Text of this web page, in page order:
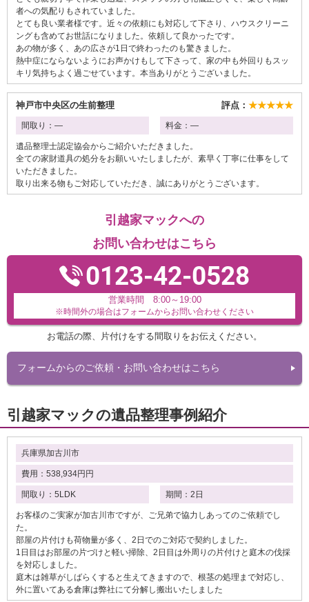
者への気配りもされていました。
とても良い業者様です。近々の依頼にも対応して下さり、ハウスクリーニ
ングも含めてお世話になりました。依頼して良かったです。
あの物が多く、あの広さが1日で終わったのも驚きました。
熱中症にならないようにお声かけもして下さって、家の中も外回りもスッ
キリ気持ちよく過ごせています。本当ありがとうございました。
神戸市中央区の生前整理 評点： ★★★★★
間取り：― 料金：―
遺品整理士認定協会からご紹介いただきました。
全ての家財道具の処分をお願いいたしましたが、素早く丁寧に仕事をして
いただきました。
取り出来る物もご対応していただき、誠にありがとうございます。
引越家マックへの
お問い合わせはこちら
0123-42-0528
営業時間 8:00～19:00
※時間外の場合はフォームからお問い合わせください
お電話の際、片付けをする間取りをお伝えください。
フォームからのご依頼・お問い合わせはこちら
引越家マックの遺品整理事例紹介
兵庫県加古川市
費用：538,934円円
間取り：5LDK 期間：2日
お客様のご実家が加古川市ですが、ご兄弟で協力しあってのご依頼でし
た。
部屋の片付けも荷物量が多く、2日でのご対応で契約しました。
1日目はお部屋の片づけと軽い掃除、2日目は外周りの片付けと庭木の伐採
を対応しました。
庭木は雑草がしばらくすると生えてきますので、根茎の処理まで対応し、
外に置いてある倉庫は弊社にて分解し搬出いたしました